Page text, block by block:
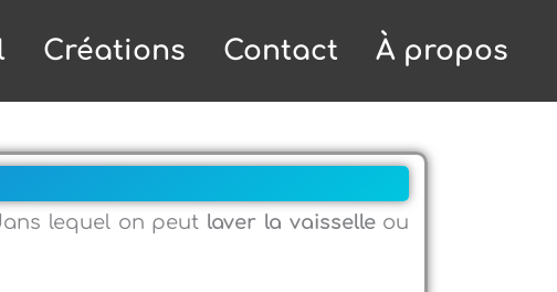
Créations Contact À propos
lequel on peut laver la vaisselleou